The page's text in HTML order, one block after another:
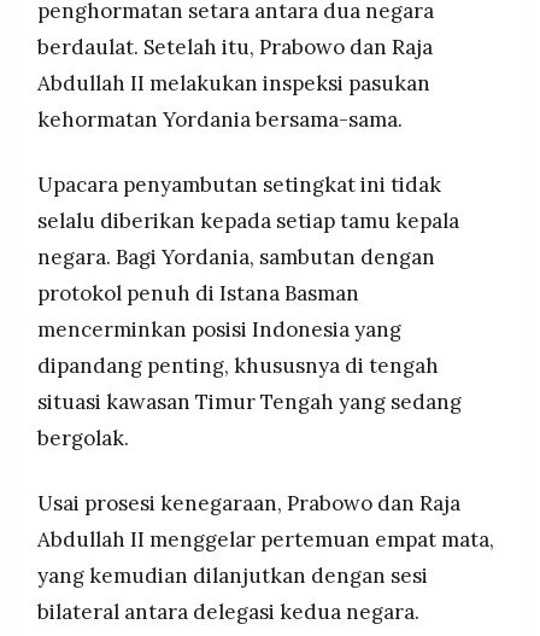
penghormatan setara antara dua negara
berdaulat. Setelah itu, Prabowo dan Raja
Abdullah II melakukan inspeksi pasukan
kehormatan Yordania bersama-sama.
Upacara penyambutan setingkat ini tidak
selalu diberikan kepada setiap tamu kepala
negara. Bagi Yordania, sambutan dengan
protokol penuh di Istana Basman
mencerminkan posisi Indonesia yang
dipandang penting, khususnya di tengah
situasi kawasan Timur Tengah yang sedang
bergolak.
Usai prosesi kenegaraan, Prabowo dan Raja
Abdullah II menggelar pertemuan empat mata,
yang kemudian dilanjutkan dengan sesi
bilateral antara delegasi kedua negara.